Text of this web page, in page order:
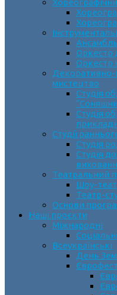
Ансамбль
Оркестр
Оркестр
Декоративно-
мистецтво
Cтудія
Студія
Студії
Студія
Студія
Театральний
Шоу-
Театр-
Основи
Наші проєкти
Міжнародні
Всеукраїнські
День
Єврофест